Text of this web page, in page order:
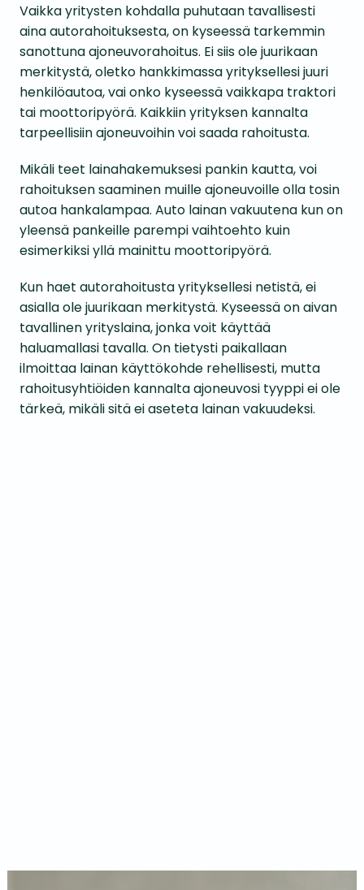
Vaikka yritysten kohdalla puhutaan tavallisesti
aina autorahoituksesta, on kyseessä tarkemmin
sanottuna ajoneuvorahoitus. Ei siis ole juurikaan
merkitystä, oletko hankkimassa yrityksellesi juuri
henkilöautoa, vai onko kyseessä vaikkapa traktori
tai moottoripyörä. Kaikkiin yrityksen kannalta
tarpeellisiin ajoneuvoihin voi saada rahoitusta.
Mikäli teet lainahakemuksesi pankin kautta, voi
rahoituksen saaminen muille ajoneuvoille olla tosin
autoa hankalampaa. Auto lainan vakuutena kun on
yleensä pankeille parempi vaihtoehto kuin
esimerkiksi yllä mainittu moottoripyörä.
Kun haet autorahoitusta yrityksellesi netistä, ei
asialla ole juurikaan merkitystä. Kyseessä on aivan
tavallinen yrityslaina, jonka voit käyttää
haluamallasi tavalla. On tietysti paikallaan
ilmoittaa lainan käyttökohde rehellisesti, mutta
rahoitusyhtiöiden kannalta ajoneuvosi tyyppi ei ole
tärkeä, mikäli sitä ei aseteta lainan vakuudeksi.